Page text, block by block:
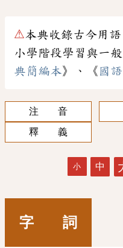
⚠本典收錄古今用語
小學階段學習與一
典簡編本》、《 國
注 音
釋 義
小 中
字 詞